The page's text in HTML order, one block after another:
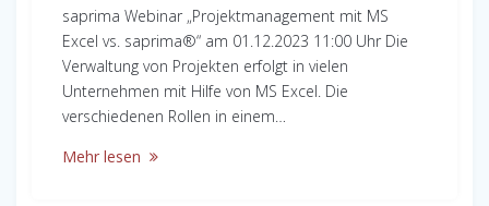
saprima Webinar „Projektmanagement mit MS
Excel vs. saprima®“ am 01.12.2023 11:00 Uhr Die
Verwaltung von Projekten erfolgt in vielen
Unternehmen mit Hilfe von MS Excel. Die
verschiedenen Rollen in einem…
Mehr lesen